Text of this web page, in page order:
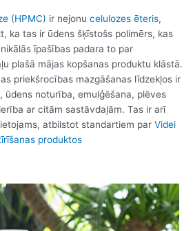
(HPMC) ir nejonu celulozes ēteris,
ka tas ir ūdens šķīstošs polimērs, kas
īpašības padara to par
plašā mājas kopšanas produktu klāstā.
priekšrocības mazgāšanas līdzekļos ir
ūdens noturība, emulģēšana, plēves
ar citām sastāvdaļām. Tas ir arī
atbilstot standartiem par Videi
produktos